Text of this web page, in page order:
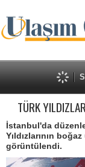
TÜRK
İstanbul'da
Yıldızlarının
görüntülendi.